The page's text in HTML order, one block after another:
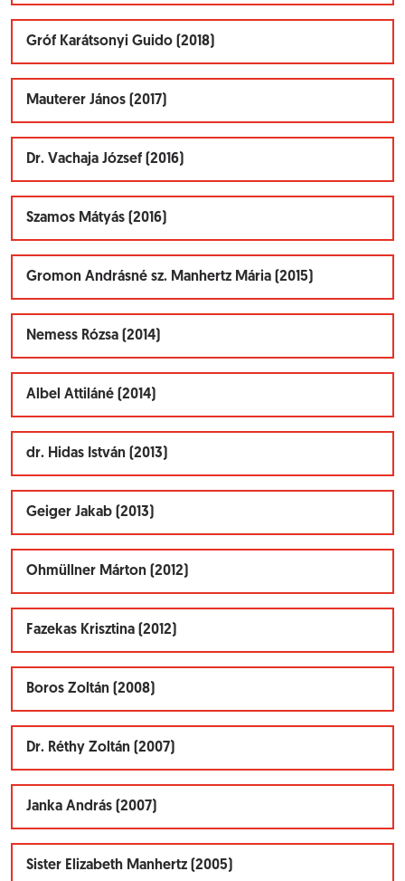
Gróf Karátsonyi Guido (2018)
Mauterer János (2017)
Dr. Vachaja József (2016)
Szamos Mátyás (2016)
Gromon Andrásné sz. Manhertz Mária (2015)
Nemess Rózsa (2014)
Albel Attiláné (2014)
dr. Hidas István (2013)
Geiger Jakab (2013)
Ohmüllner Márton (2012)
Fazekas Krisztina (2012)
Boros Zoltán (2008)
Dr. Réthy Zoltán (2007)
Janka András (2007)
Sister Elizabeth Manhertz (2005)